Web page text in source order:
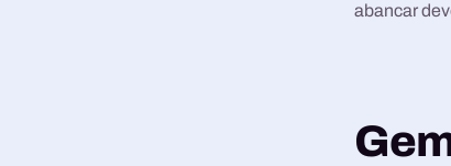
abancar